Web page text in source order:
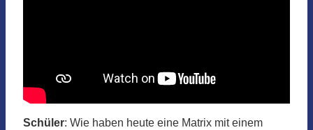
Schüler: Wie haben heute eine Matrix mit einem